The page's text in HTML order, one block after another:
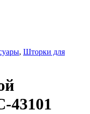
, Шторки для
43101